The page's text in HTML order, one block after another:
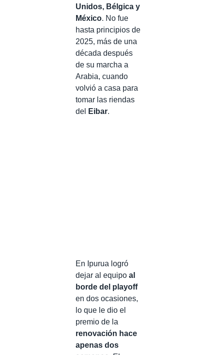
Unidos, Bélgica y
México. No fue
hasta principios de
2025, más de una
década después
de su marcha a
Arabia, cuando
volvió a casa para
tomar las riendas
del
Eibar.
En Ipurua logró
dejar al equipo al
borde del playoff
en dos ocasiones,
lo que le dio el
premio de la
renovación hace
apenas dos